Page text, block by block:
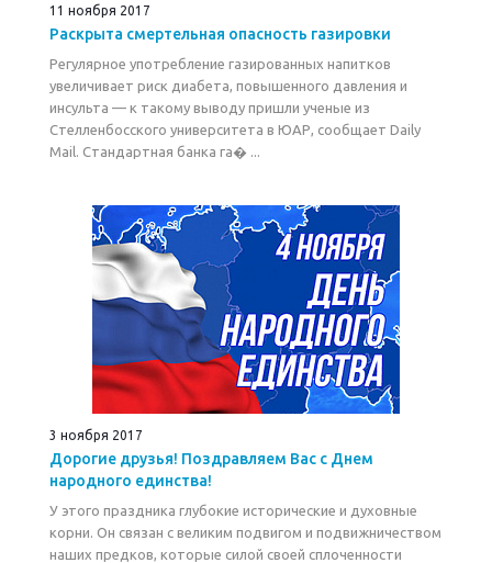
11 ноября 2017
Раскрыта смертельная опасность газировки
Регулярное употребление газированных напитков
увеличивает риск диабета, повышенного давления и
инсульта — к такому выводу пришли ученые из
Стелленбосского университета в ЮАР, сообщает Daily
Mail. Стандартная банка га� ...
3 ноября 2017
Дорогие друзья! Поздравляем Вас с Днем
народного единства!
У этого праздника глубокие исторические и духовные
корни. Он связан с великим подвигом и подвижничеством
наших предков, которые силой своей сплоченности